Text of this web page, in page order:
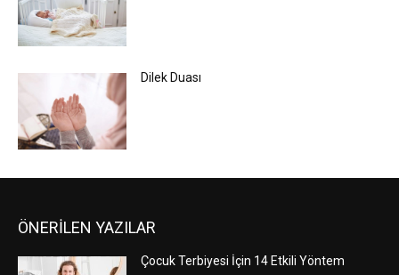
Dilek Duası
ÖNERİLEN YAZILAR
Çocuk Terbiyesi İçin 14 Etkili Yöntem